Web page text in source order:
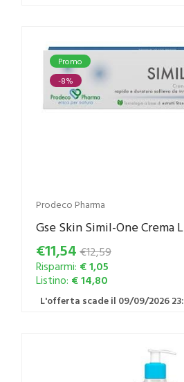
Promo
-8%
Prodeco Pharma
Gse Skin Simil-One Crema
€11,54 €12,59
Risparmi: € 1,05
Listino: € 14,80
L'offerta scade il 09/09/2026